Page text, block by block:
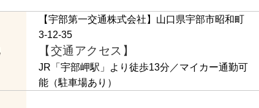
【宇部第一交通株式会社】山口県宇部市昭和町
3-12-35
【交通アクセス】
JR「宇部岬駅」より徒歩13分／マイカー通勤可
能（駐車場あり）